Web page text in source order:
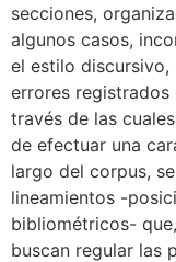
secciones,
algunos casos,
el estilo discursivo,
errores registrados
través de las
de efectuar una
largo del corpus,
lineamientos -
bibliométricos-
buscan regular las